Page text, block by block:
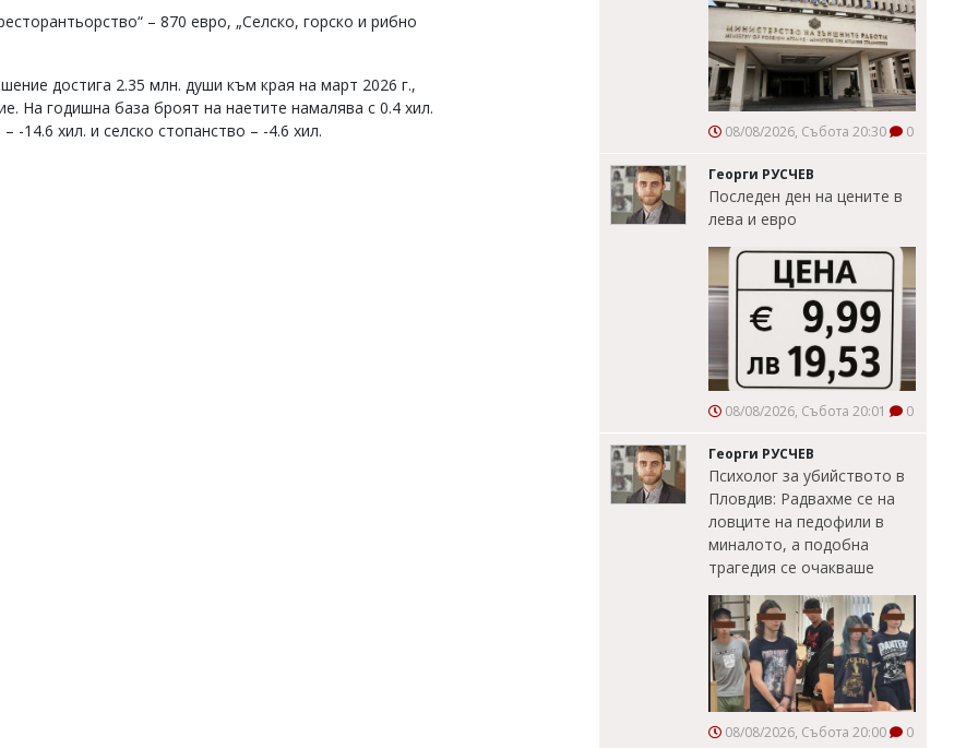
– 870 евро, „Селско, горско и рибно
достига 2.35 млн. души към края на март 2026 г.,
На годишна база броят на наетите намалява с 0.4 хил.
хил. и селско стопанство – -4.6 хил.
08/08/2026, Събота 20:30 0
Георги РУСЧЕВ
Последен ден на цените в
лева и евро
08/08/2026, Събота 20:01 0
Георги РУСЧЕВ
Психолог за убийството в
Пловдив: Радвахме се на
ловците на педофили в
миналото, а подобна
трагедия се очакваше
08/08/2026, Събота 20:00 0